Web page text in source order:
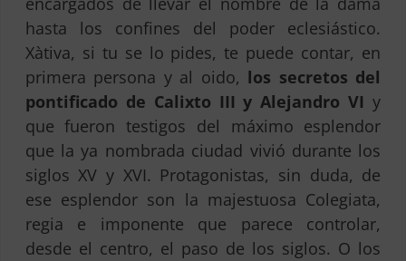
hasta los confines del poder eclesiástico.
Xàtiva, si tu se lo pides, te puede contar, en
primera persona y al oido, los secretos del
pontificado de Calixto III y Alejandro VI y
que fueron testigos del máximo esplendor
que la ya nombrada ciudad vivió durante los
siglos XV y XVI. Protagonistas, sin duda, de
ese esplendor son la majestuosa Colegiata,
regia e imponente que parece controlar,
desde el centro, el paso de los siglos. O los